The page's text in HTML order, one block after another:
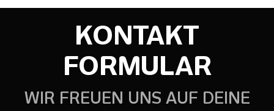
KONTAKT
FORMULAR
WIR FREUEN UNS AUF DEINE